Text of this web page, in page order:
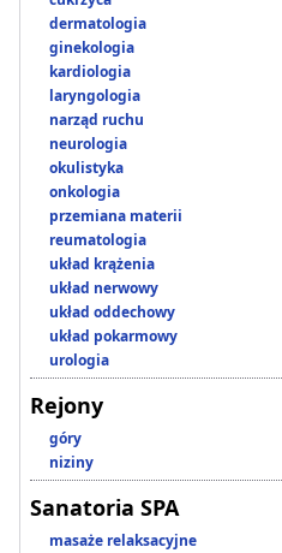
dermatologia
ginekologia
kardiologia
laryngologia
narząd ruchu
neurologia
okulistyka
onkologia
przemiana materii
reumatologia
układ krążenia
układ nerwowy
układ oddechowy
układ pokarmowy
urologia
Rejony
góry
niziny
Sanatoria SPA
masaże relaksacyjne